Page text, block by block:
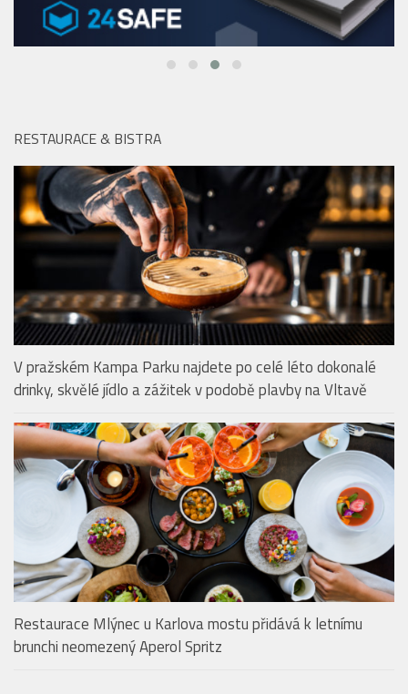
RESTAURACE & BISTRA
V pražském Kampa Parku najdete po celé léto dokonalé
drinky, skvělé jídlo a zážitek v podobě plavby na Vltavě